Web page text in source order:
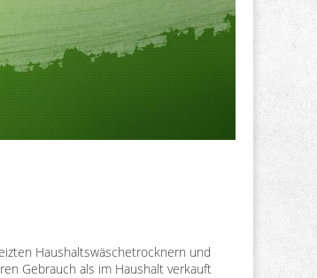
Haushaltswäschetrocknern und
Gebrauch als im Haushalt verkauft